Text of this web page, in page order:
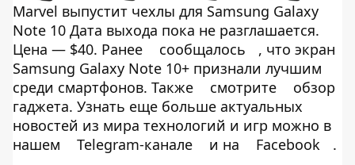
Marvel выпустит чехлы для Samsung Galaxy
Note 10 Дата выхода пока не разглашается.
Цена — $40. Ранее
сообщалось
, что экран
Samsung Galaxy Note 10+ признали лучшим
среди смартфонов. Также
смотрите
обзор
гаджета. Узнать еще больше актуальных
новостей из мира технологий и игр можно в
нашем
Telegram-канале и на Facebook .